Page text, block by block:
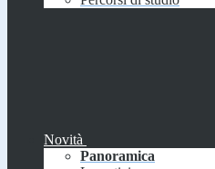
Novità
Panoramica